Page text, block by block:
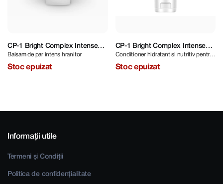
CP-1 Bright Complex Intense
Nourishing Conditioner 500 ml
Balsam de par intens hranitor
Stoc epuizat
CP-1 Bright Complex Intense
Nourishing Conditioner 100 ml
Conditioner hidratant si nutritiv pentru
par
Stoc epuizat
Informații utile
Termeni și Condiții
Politica de confidențialitate